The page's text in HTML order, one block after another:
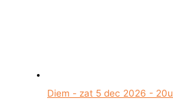
Diem - zat 5 dec 2026 - 20u